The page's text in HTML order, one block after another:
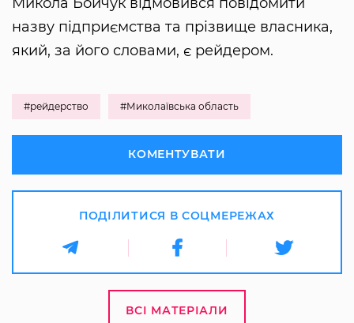
назву підприємства та прізвище власника,
який, за його словами, є рейдером.
#рейдерство #Миколаївська область
КОМЕНТУВАТИ
ПОДІЛИТИСЯ В СОЦМЕРЕЖАХ
ВСІ МАТЕРІАЛИ